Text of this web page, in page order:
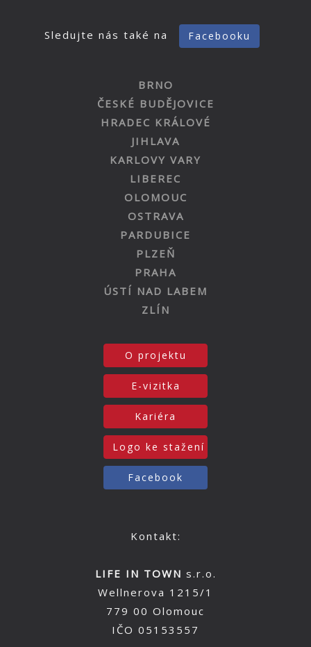
Sledujte nás také na Facebooku
BRNO
ČESKÉ BUDĚJOVICE
HRADEC KRÁLOVÉ
JIHLAVA
KARLOVY VARY
LIBEREC
OLOMOUC
OSTRAVA
PARDUBICE
PLZEŇ
PRAHA
ÚSTÍ NAD LABEM
ZLÍN
O projektu
E-vizitka
Kariéra
Logo ke stažení
Facebook
Kontakt:
LIFE IN TOWN s.r.o.
Wellnerova 1215/1
779 00 Olomouc
IČO 05153557